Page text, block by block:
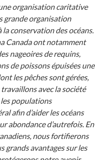
organisation caritative
grande organisation
conservation des océans.
Canada ont notamment
nageoires de requins,
de poissons épuisées une
les pêches sont gérées,
avec la société
populations
afin d’aider les océans
abondance d’autrefois. En
nous fortifierons
grands avantages sur les